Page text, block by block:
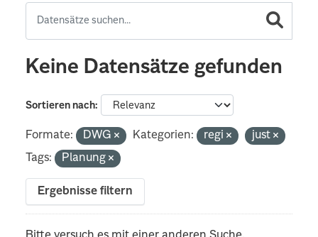
Keine Datensätze gefunden
Sortieren nach
Formate: DWG Kategorien: regi
just
Tags:
Planung
Ergebnisse filtern